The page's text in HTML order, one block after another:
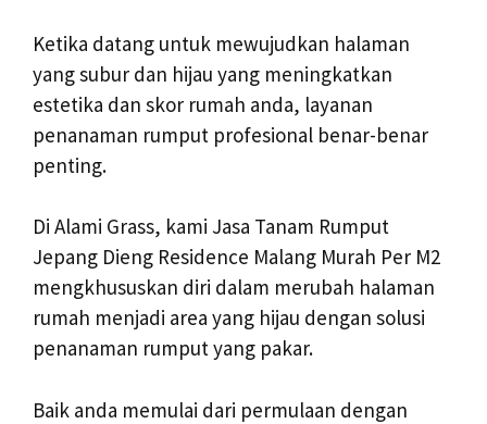
Ketika datang untuk mewujudkan halaman
yang subur dan hijau yang meningkatkan
estetika dan skor rumah anda, layanan
penanaman rumput profesional benar-benar
penting.
Di Alami Grass, kami Jasa Tanam Rumput
Jepang Dieng Residence Malang Murah Per M2
mengkhususkan diri dalam merubah halaman
rumah menjadi area yang hijau dengan solusi
penanaman rumput yang pakar.
Baik anda memulai dari permulaan dengan